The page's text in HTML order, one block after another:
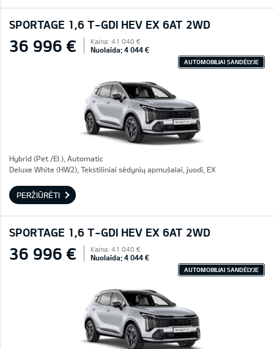
SPORTAGE 1,6 T-GDI HEV EX 6AT 2WD
36 996 € Kaina: 41 040 €
Nuolaida: 4 044 €
AUTOMOBILIAI SANDĖLYJE
Hybrid (Pet./El.), Automatic
Deluxe White (HW2), Tekstiliniai sėdynių apmušalai, juodi, EX
PERŽIŪRĖTI
SPORTAGE 1,6 T-GDI HEV EX 6AT 2WD
36 996 € Kaina: 41 040 €
Nuolaida: 4 044 €
AUTOMOBILIAI SANDĖLYJE